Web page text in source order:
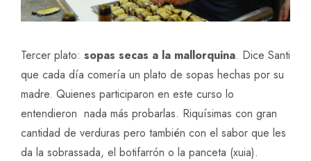
Tercer plato: sopas secas a la mallorquina. Dice Santi
que cada día comería un plato de sopas hechas por su
madre. Quienes participaron en este curso lo
entendieron nada más probarlas. Riquísimas con gran
cantidad de verduras pero también con el sabor que les
da la sobrassada, el botifarrón o la panceta (xuia).